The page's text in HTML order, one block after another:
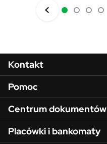
Menu w stopce
Kontakt
Pomoc
Centrum dokumentów
Placówki i bankomaty